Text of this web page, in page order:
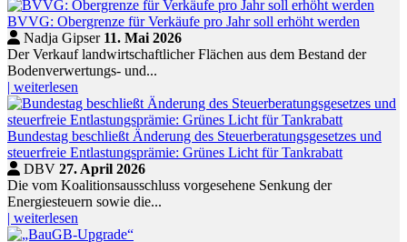
BVVG: Obergrenze für Verkäufe pro Jahr soll erhöht werden
Nadja Gipser 11. Mai 2026
Der Verkauf landwirtschaftlicher Flächen aus dem Bestand der
Bodenverwertungs- und...
| weiterlesen
Bundestag beschließt Änderung des Steuerberatungsgesetzes und
steuerfreie Entlastungsprämie: Grünes Licht für Tankrabatt
DBV 27. April 2026
Die vom Koalitionsausschluss vorgesehene Senkung der
Energiesteuern sowie die...
| weiterlesen